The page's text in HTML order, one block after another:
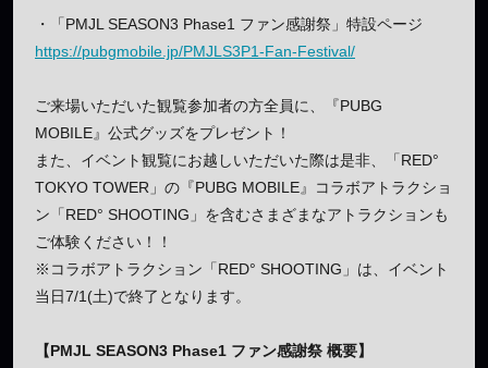
・「PMJL SEASON3 Phase1 ファン感謝祭」特設ページ
https://pubgmobile.jp/PMJLS3P1-Fan-Festival/
ご来場いただいた観覧参加者の方全員に、『PUBG
MOBILE』公式グッズをプレゼント！
また、イベント観覧にお越しいただいた際は是非、「RED°
TOKYO TOWER」の『PUBG MOBILE』コラボアトラクショ
ン「RED° SHOOTING」を含むさまざまなアトラクションも
ご体験ください！！
※コラボアトラクション「RED° SHOOTING」は、イベント
当日7/1(土)で終了となります。
【PMJL SEASON3 Phase1 ファン感謝祭 概要】